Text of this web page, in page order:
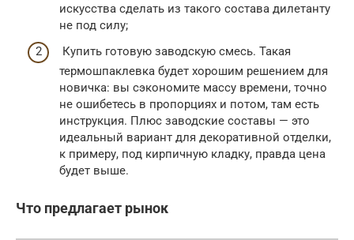
искусства сделать из такого состава дилетанту
не под силу;
Купить готовую заводскую смесь. Такая
термошпаклевка будет хорошим решением для
новичка: вы сэкономите массу времени, точно
не ошибетесь в пропорциях и потом, там есть
инструкция. Плюс заводские составы — это
идеальный вариант для декоративной отделки,
к примеру, под кирпичную кладку, правда цена
будет выше.
Что предлагает рынок